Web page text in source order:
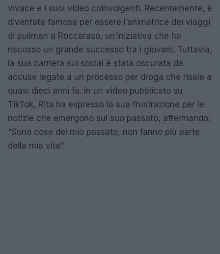
vivace e i suoi video coinvolgenti. Recentemente, è
diventata famosa per essere l’animatrice dei viaggi
di pullman a Roccaraso, un’iniziativa che ha
riscosso un grande successo tra i giovani. Tuttavia,
la sua carriera sui social è stata oscurata da
accuse legate a un processo per droga che risale a
quasi dieci anni fa. In un video pubblicato su
TikTok, Rita ha espresso la sua frustrazione per le
notizie che emergono sul suo passato, affermando:
“Sono cose del mio passato, non fanno più parte
della mia vita”.